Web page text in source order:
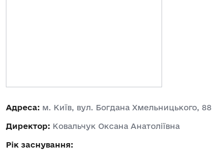
Адреса: м. Київ, вул. Богдана Хмельницького, 88
Директор: Ковальчук Оксана Анатоліївна
Рік заснування: